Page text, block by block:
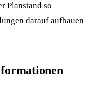
Planstand so
darauf aufbauen